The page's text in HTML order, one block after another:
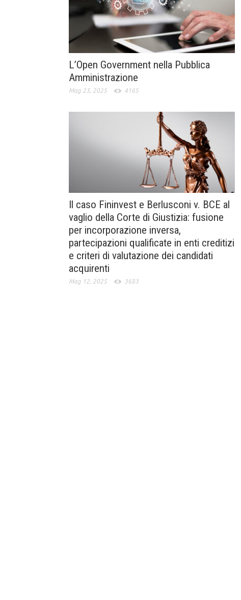
L’Open Government nella Pubblica
Amministrazione
Mag 23, 2025 4165
Il caso Fininvest e Berlusconi v. BCE al
vaglio della Corte di Giustizia: fusione
per incorporazione inversa,
partecipazioni qualificate in enti creditizi
e criteri di valutazione dei candidati
acquirenti
Mag 12, 2025 3683